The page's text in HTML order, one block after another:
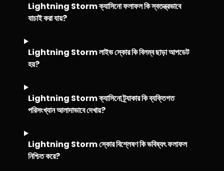
Lightning Storm ক্যাসিনো ফলাফল কি স্বতন্ত্রভাবে
যাচাই করা যায়?
Lightning Storm লাইভ স্কোর কি বিলম্ব ছাড়া আপডেট
হয়?
Lightning Storm ক্যাসিনো ট্র্যাকার কি ব্যক্তিগত
পরিসংখ্যান আলাদাভাবে দেখায়?
Lightning Storm স্কোর বিশ্লেষণ কি ভবিষ্যৎ ফলাফল
নিশ্চিত করে?